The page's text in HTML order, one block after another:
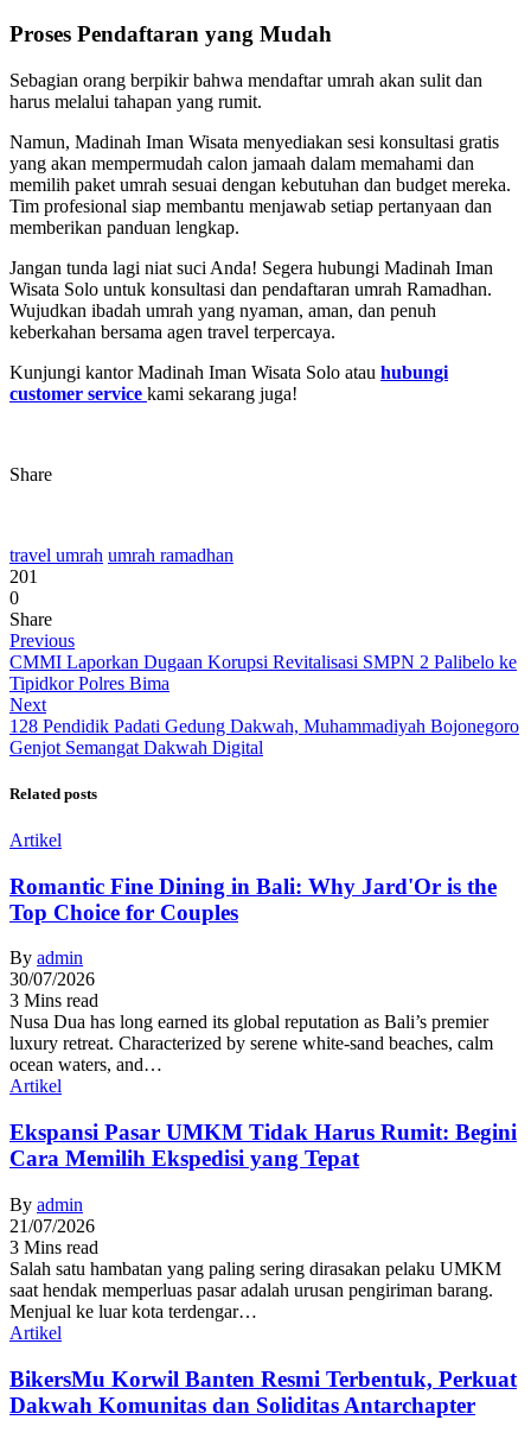
Proses Pendaftaran yang Mudah
Sebagian orang berpikir bahwa mendaftar umrah akan sulit dan
harus melalui tahapan yang rumit.
Namun, Madinah Iman Wisata menyediakan sesi konsultasi gratis
yang akan mempermudah calon jamaah dalam memahami dan
memilih paket umrah sesuai dengan kebutuhan dan budget mereka.
Tim profesional siap membantu menjawab setiap pertanyaan dan
memberikan panduan lengkap.
Jangan tunda lagi niat suci Anda! Segera hubungi Madinah Iman
Wisata Solo untuk konsultasi dan pendaftaran umrah Ramadhan.
Wujudkan ibadah umrah yang nyaman, aman, dan penuh
keberkahan bersama agen travel terpercaya.
Kunjungi kantor Madinah Iman Wisata Solo atau hubungi
customer service kami sekarang juga!
Share
travel umrah umrah ramadhan
201
0
Share
Previous
CMMI Laporkan Dugaan Korupsi Revitalisasi SMPN 2 Palibelo ke
Tipidkor Polres Bima
Next
128 Pendidik Padati Gedung Dakwah, Muhammadiyah Bojonegoro
Genjot Semangat Dakwah Digital
Related posts
Artikel
Romantic Fine Dining in Bali: Why Jard'Or is the
Top Choice for Couples
By admin
30/07/2026
3 Mins read
Nusa Dua has long earned its global reputation as Bali’s premier
luxury retreat. Characterized by serene white-sand beaches, calm
ocean waters, and…
Artikel
Ekspansi Pasar UMKM Tidak Harus Rumit: Begini
Cara Memilih Ekspedisi yang Tepat
By admin
21/07/2026
3 Mins read
Salah satu hambatan yang paling sering dirasakan pelaku UMKM
saat hendak memperluas pasar adalah urusan pengiriman barang.
Menjual ke luar kota terdengar…
Artikel
BikersMu Korwil Banten Resmi Terbentuk, Perkuat
Dakwah Komunitas dan Soliditas Antarchapter